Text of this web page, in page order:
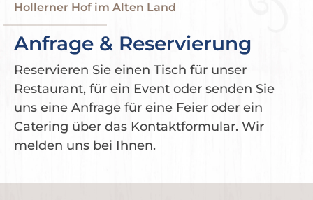
Hollerner Hof im Alten Land
Anfrage & Reservierung
Reservieren Sie einen Tisch für unser
Restaurant, für ein Event oder senden Sie
uns eine Anfrage für eine Feier oder ein
Catering über das Kontaktformular. Wir
melden uns bei Ihnen.